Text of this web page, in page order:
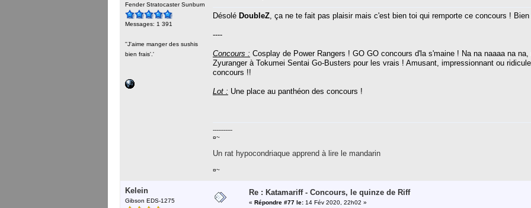
Fender Stratocaster Sunburn
Messages: 1 391
''J'aime manger des sushis
bien frais'.'
Désolé DoubleZ, ça ne te fait pas plaisir mais c'est bien toi qui remporte ce concours ! Bien
----
Concours : Cosplay de Power Rangers ! GO GO concours d'la s'maine ! Na na naaaa na
Zyuranger à Tokumei Sentai Go-Busters pour les vrais ! Amusant, impressionnant ou
concours !!
Lot : Une place au panthéon des concours !
-----------
¤~
Un rat hypocondriaque apprend à lire le mandarin
¤~
Kelein
Gibson EDS-1275
Re : Katamariff - Concours, le quinze de Riff
« Répondre #77 le: 14 Fév 2020, 22h02 »